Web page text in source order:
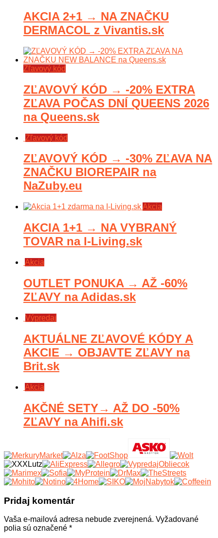
AKCIA 2+1 → NA ZNAČKU
DERMACOL z Vivantis.sk
Zľavový kód
ZĽAVOVÝ KÓD → -20% EXTRA
ZĽAVA POČAS DNÍ QUEENS 2026
na Queens.sk
Zľavový kód
ZĽAVOVÝ KÓD → -30% ZĽAVA NA
ZNAČKU BIOREPAIR na
NaZuby.eu
Akcia
AKCIA 1+1 → NA VYBRANÝ
TOVAR na I-Living.sk
Akcia
OUTLET PONUKA → AŽ -60%
ZĽAVY na Adidas.sk
Výpredaj
AKTUÁLNE ZĽAVOVÉ KÓDY A
AKCIE → OBJAVTE ZĽAVY na
Brit.sk
Akcia
AKČNÉ SETY→ AŽ DO -50%
ZĽAVY na Ahifi.sk
Pridaj komentár
Vaša e-mailová adresa nebude zverejnená. Vyžadované
polia sú označené *